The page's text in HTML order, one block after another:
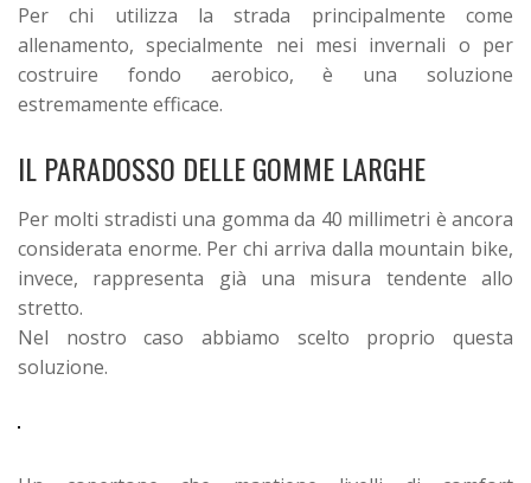
Per chi utilizza la strada principalmente come
allenamento, specialmente nei mesi invernali o per
costruire fondo aerobico, è una soluzione
estremamente efficace.
IL PARADOSSO DELLE GOMME LARGHE
Per molti stradisti una gomma da 40 millimetri è ancora
considerata enorme. Per chi arriva dalla mountain bike,
invece, rappresenta già una misura tendente allo
stretto.
Nel nostro caso abbiamo scelto proprio questa
soluzione.